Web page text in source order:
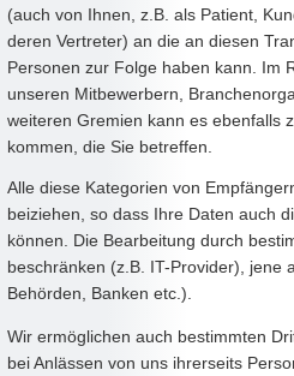
(auch von Ihnen, z.B. als Patient,
deren Vertreter) an die an diesen
Personen zur Folge haben kann. Im
unseren Mitbewerbern,
weiteren Gremien kann es ebenfalls
kommen, die Sie betreffen.
Alle diese Kategorien von
beiziehen, so dass Ihre Daten auch
können. Die Bearbeitung durch
beschränken (z.B. IT-Provider), jene
Behörden, Banken etc.).
Wir ermöglichen auch bestimmten
bei Anlässen von uns ihrerseits